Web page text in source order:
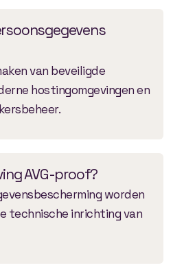
van beveiligde
hostingomgevingen en
AVG-proof?
worden
technische inrichting van